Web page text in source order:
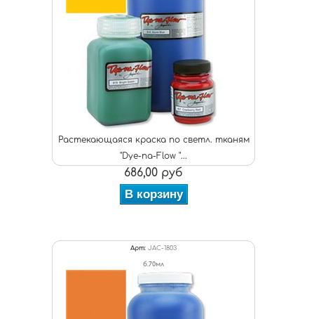
Растекающаяся краска по светл. тканям
"Dye-na-Flow "...
686,00 руб
В корзину
Арт: JAC-1803
б.70мл